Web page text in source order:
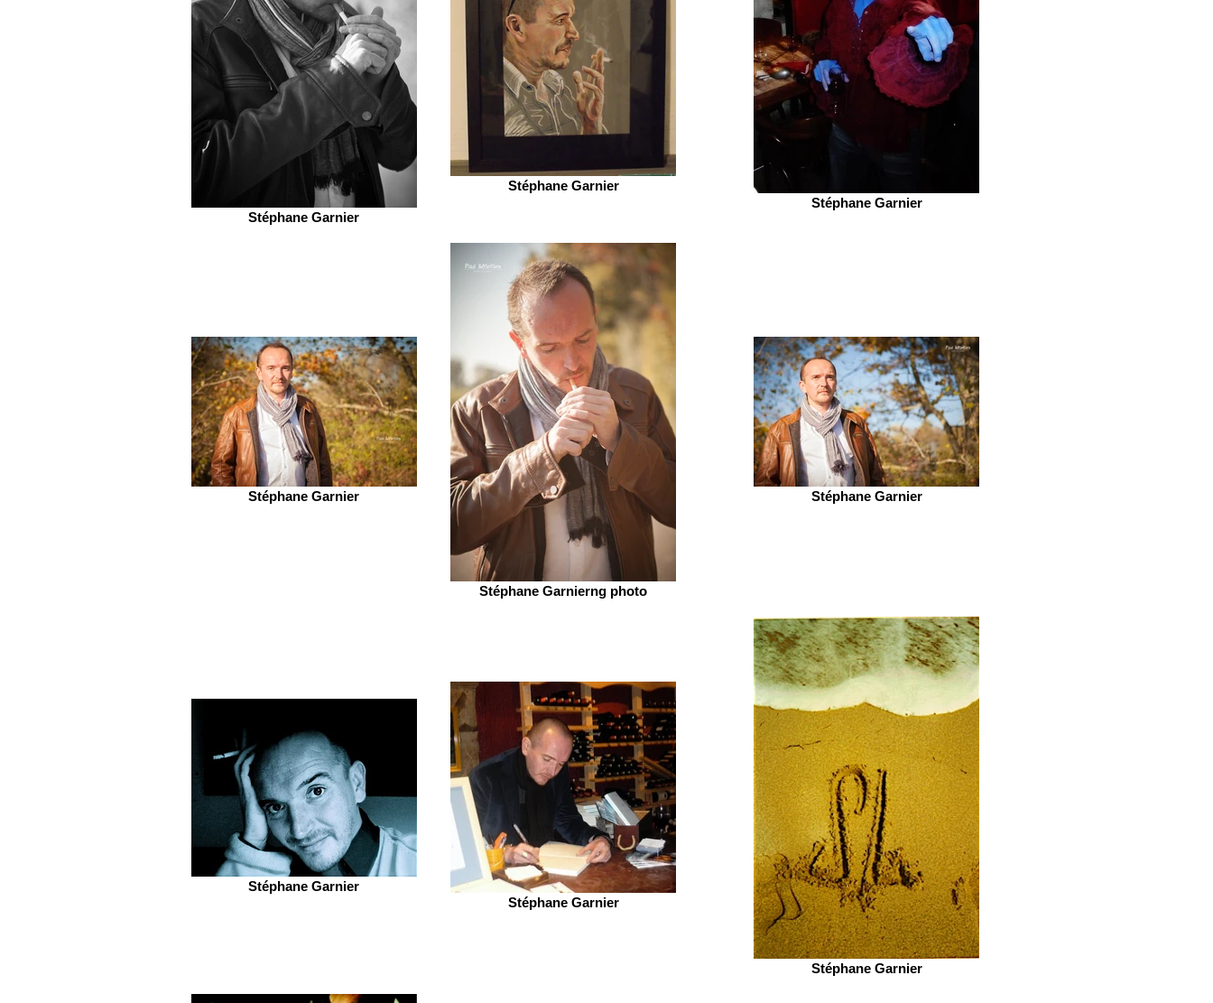
Stéphane Garnier
Stéphane Garnier
Stéphane Garnier
Stéphane Garnier
Stéphane Garnierng photo
Stéphane Garnier
Stéphane Garnier
Stéphane Garnier
Stéphane Garnier